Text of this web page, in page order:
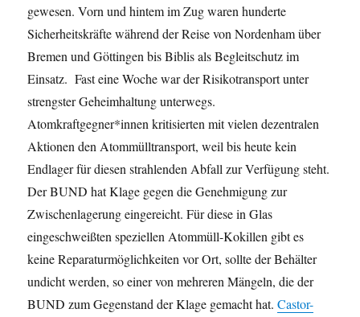
gewesen. Vorn und hintem im Zug waren hunderte
Sicherheitskräfte während der Reise von Nordenham über
Bremen und Göttingen bis Biblis als Begleitschutz im
Einsatz. Fast eine Woche war der Risikotransport unter
strengster Geheimhaltung unterwegs.
Atomkraftgegner*innen kritisierten mit vielen dezentralen
Aktionen den Atommülltransport, weil bis heute kein
Endlager für diesen strahlenden Abfall zur Verfügung steht.
Der BUND hat Klage gegen die Genehmigung zur
Zwischenlagerung eingereicht. Für diese in Glas
eingeschweißten speziellen Atommüll-Kokillen gibt es
keine Reparaturmöglichkeiten vor Ort, sollte der Behälter
undicht werden, so einer von mehreren Mängeln, die der
BUND zum Gegenstand der Klage gemacht hat.Castor-